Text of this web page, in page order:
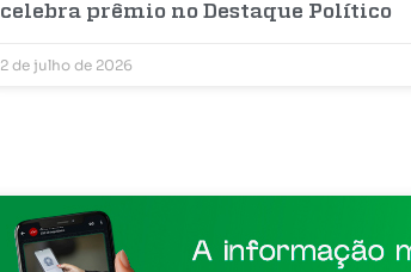
celebra prêmio no Destaque Político
2 de julho de 2026